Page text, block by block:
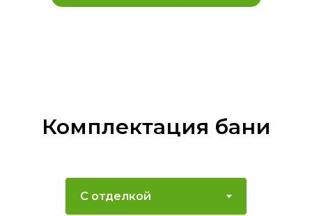
Комплектация бани